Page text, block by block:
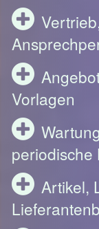
Vorlagen
periodische
Artikel,